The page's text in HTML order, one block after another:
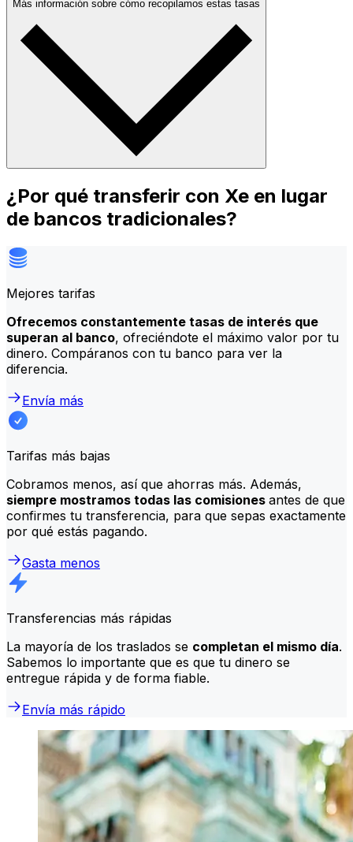
Más información sobre cómo recopilamos estas tasas
¿Por qué transferir con Xe en lugar
de bancos tradicionales?
Mejores tarifas
Ofrecemos constantemente tasas de interés que
superan al banco, ofreciéndote el máximo valor por tu
dinero. Compáranos con tu banco para ver la
diferencia.
Envía más
Tarifas más bajas
Cobramos menos, así que ahorras más. Además,
siempre mostramos todas las comisiones antes de que
confirmes tu transferencia, para que sepas exactamente
por qué estás pagando.
Gasta menos
Transferencias más rápidas
La mayoría de los traslados se completan el mismo día.
Sabemos lo importante que es que tu dinero se
entregue rápida y de forma fiable.
Envía más rápido